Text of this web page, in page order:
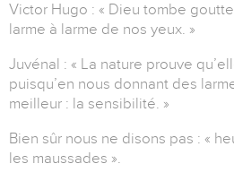
Victor Hugo : « Dieu tombe
larme à larme de nos yeux. »
Juvénal : « La nature prouve
puisqu’en nous donnant des
meilleur : la sensibilité. »
Bien sûr nous ne disons pas : «
les maussades ».